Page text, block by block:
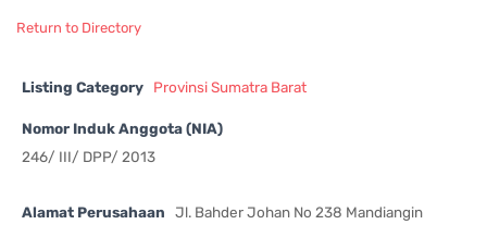
Return to Directory
Listing Category Provinsi Sumatra Barat
Nomor Induk Anggota (NIA)
246/ III/ DPP/ 2013
Alamat Perusahaan Jl. Bahder Johan No 238 Mandiangin